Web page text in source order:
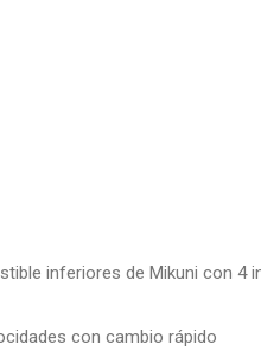
inferiores de Mikuni con 4
con cambio rápido